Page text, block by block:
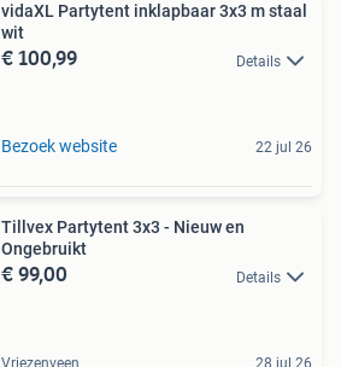
vidaXL Partytent inklapbaar 3x3 m staal
wit
€ 100,99 Details
Bezoek website 22 jul 26
Tillvex Partytent 3x3 - Nieuw en
Ongebruikt
€ 99,00 Details